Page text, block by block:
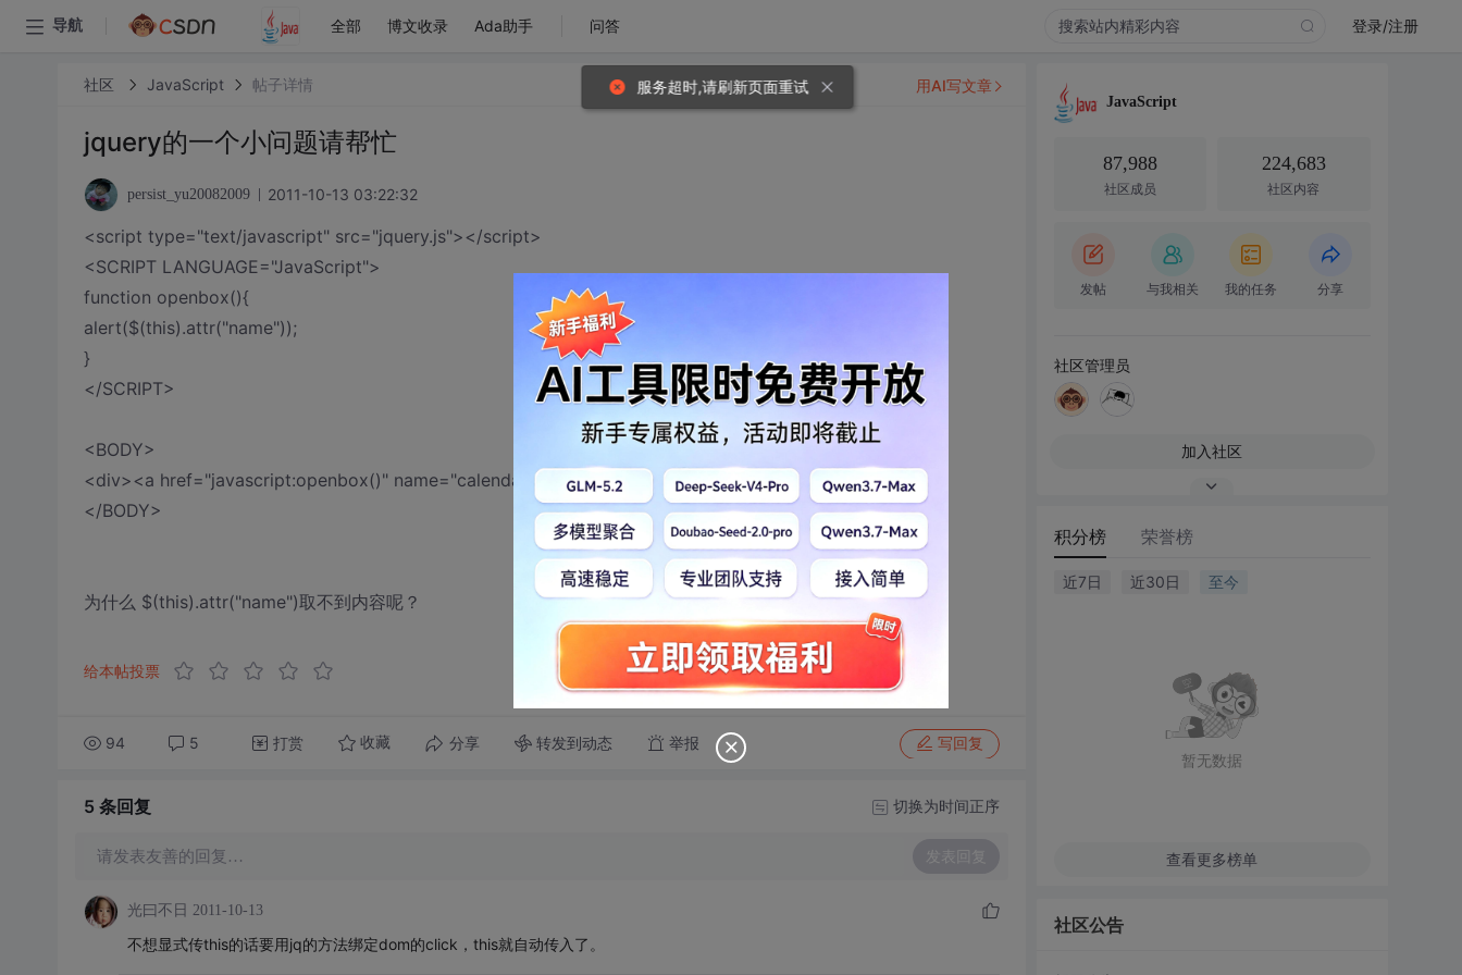
导航 全部 博文收录 Ada助手 问答 登录/注册
社区 JavaScript 帖子详情
jquery的一个小问题请帮忙
persist_yu20082009 2011-10-13 03:22:32
<script type="text/javascript" src="jquery.js"></script>
<SCRIPT LANGUAGE="JavaScript">
function openbox(){
alert($(this).attr("name"));
}
</SCRIPT>
<BODY>
<div><a href="javascript:openbox()" name="calendar">more...</a></div>
</BODY>
为什么 $(this).attr("name")取不到内容呢？
给本帖投票
94 5 打赏 收藏 分享 转发到动态 举报 写回复
用AI写文章
5 条回复 切换为时间正序
请发表友善的回复… 发表回复
光曰不日 2011-10-13
不想显式传this的话要用jq的方法绑定dom的click，this就自动传入了。
JavaScript
87,988
社区成员
224,683
社区内容
发帖 与我相关 我的任务 分享
社区管理员
加入社区
积分榜 荣誉榜
近7日 近30日 至今
暂无数据
查看更多榜单
社区公告